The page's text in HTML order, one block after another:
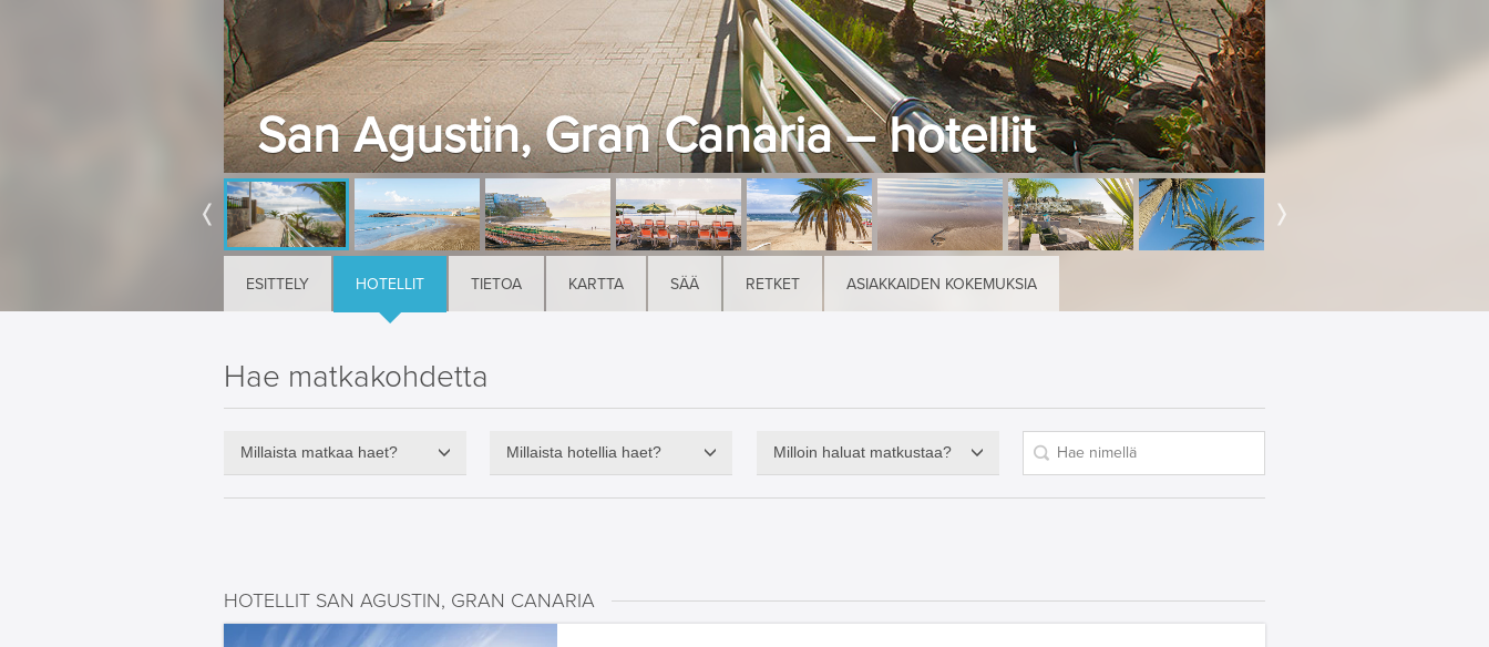
San Agustin, Gran Canaria – hotellit
ESITTELY HOTELLIT TIETOA KARTTA SÄÄ RETKET ASIAKKAIDEN KOKEMUKSIA
Hae matkakohdetta
Millaista matkaa haet? Millaista hotellia haet? Milloin haluat matkustaa?
HOTELLIT SAN AGUSTIN, GRAN CANARIA